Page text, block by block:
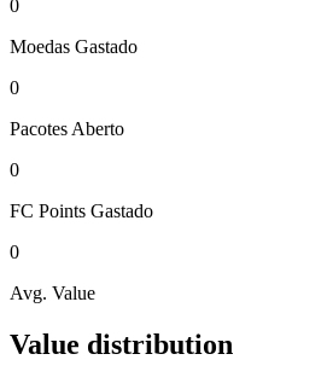
0
Moedas Gastado
0
Pacotes Aberto
0
FC Points Gastado
0
Avg. Value
Value distribution